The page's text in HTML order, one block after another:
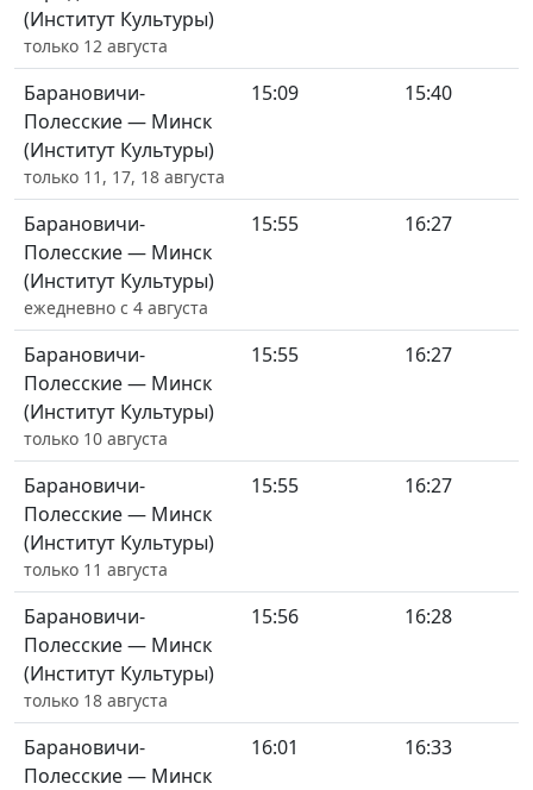
(Институт Культуры)
только 12 августа
Барановичи-
Полесские — Минск
(Институт Культуры)
только 11, 17, 18 августа
15:09 15:40
Барановичи-
Полесские — Минск
(Институт Культуры)
ежедневно с 4 августа
15:55 16:27
Барановичи-
Полесские — Минск
(Институт Культуры)
только 10 августа
15:55 16:27
Барановичи-
Полесские — Минск
(Институт Культуры)
только 11 августа
15:55 16:27
Барановичи-
Полесские — Минск
(Институт Культуры)
только 18 августа
15:56 16:28
Барановичи-
Полесские — Минск
16:01 16:33